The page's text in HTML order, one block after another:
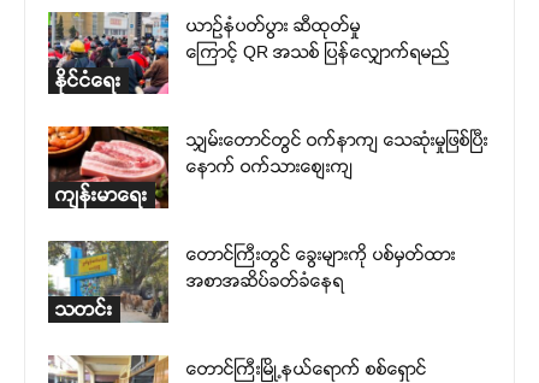
နိုင်ငံရေး
ယာဉ်နံပတ်ပွား ဆီထုတ်မှု
ကြောင့် QR အသစ် ပြန်လျှောက်ရမည်
ကျန်းမာရေး
သျှမ်းတောင်တွင် ဝက်နာကျ သေဆုံးမှုဖြစ်ပြီး
နောက် ဝက်သားစျေးကျ
သတင်း
တောင်ကြီးတွင် ခွေးများကို ပစ်မှတ်ထား
အစာအဆိပ်ခတ်ခံနေရ
တောင်ကြီးမြို့နယ်ရောက် စစ်ရှောင်